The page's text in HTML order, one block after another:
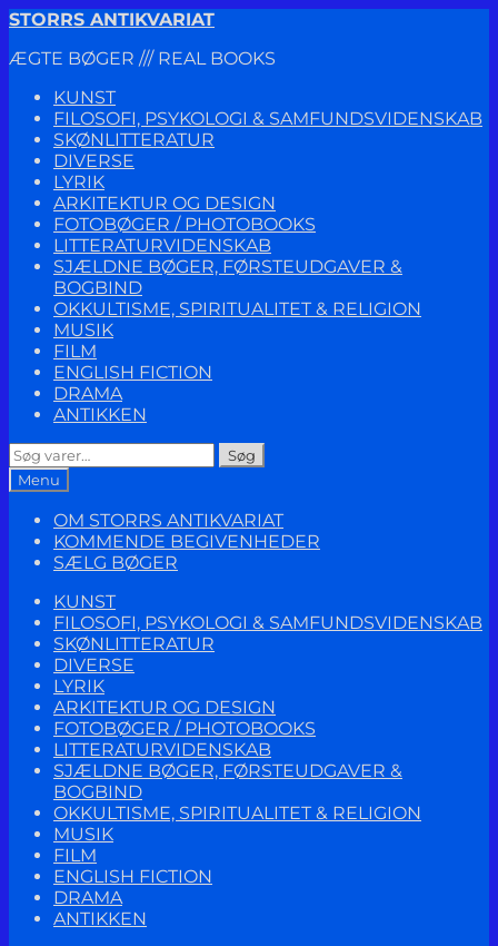
Spring
navigation
Spring
indhold
STORRS ANTIKVARIAT
ÆGTE BØGER /// REAL BOOKS
KUNST
FILOSOFI, PSYKOLOGI & SAMFUNDSVIDENSKAB
SKØNLITTERATUR
DIVERSE
LYRIK
ARKITEKTUR OG DESIGN
FOTOBØGER / PHOTOBOOKS
LITTERATURVIDENSKAB
SJÆLDNE BØGER, FØRSTEUDGAVER &
BOGBIND
OKKULTISME, SPIRITUALITET & RELIGION
MUSIK
FILM
ENGLISH FICTION
DRAMA
ANTIKKEN
Søg
efter:
Søg
Menu
OM STORRS ANTIKVARIAT
KOMMENDE BEGIVENHEDER
SÆLG BØGER
KUNST
FILOSOFI, PSYKOLOGI & SAMFUNDSVIDENSKAB
SKØNLITTERATUR
DIVERSE
LYRIK
ARKITEKTUR OG DESIGN
FOTOBØGER / PHOTOBOOKS
LITTERATURVIDENSKAB
SJÆLDNE BØGER, FØRSTEUDGAVER &
BOGBIND
OKKULTISME, SPIRITUALITET & RELIGION
MUSIK
FILM
ENGLISH FICTION
DRAMA
ANTIKKEN